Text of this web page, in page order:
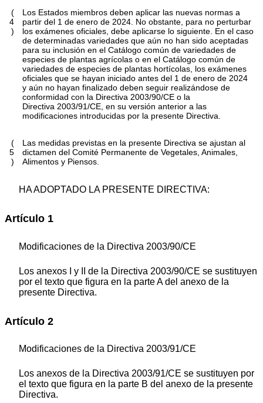
(
4
)
Los Estados miembros deben aplicar las nuevas normas a
partir del 1 de enero de 2024. No obstante, para no perturbar
los exámenes oficiales, debe aplicarse lo siguiente. En el caso
de determinadas variedades que aún no han sido aceptadas
para su inclusión en el Catálogo común de variedades de
especies de plantas agrícolas o en el Catálogo común de
variedades de especies de plantas hortícolas, los exámenes
oficiales que se hayan iniciado antes del 1 de enero de 2024
y aún no hayan finalizado deben seguir realizándose de
conformidad con la Directiva 2003/90/CE o la
Directiva 2003/91/CE, en su versión anterior a las
modificaciones introducidas por la presente Directiva.
(
5
)
Las medidas previstas en la presente Directiva se ajustan al
dictamen del Comité Permanente de Vegetales, Animales,
Alimentos y Piensos.
HA ADOPTADO LA PRESENTE DIRECTIVA:
Artículo 1
Modificaciones de la Directiva 2003/90/CE
Los anexos I y II de la Directiva 2003/90/CE se sustituyen
por el texto que figura en la parte A del anexo de la
presente Directiva.
Artículo 2
Modificaciones de la Directiva 2003/91/CE
Los anexos de la Directiva 2003/91/CE se sustituyen por
el texto que figura en la parte B del anexo de la presente
Directiva.